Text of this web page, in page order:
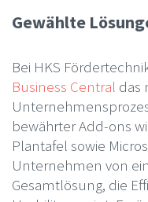
Gewählte
Bei HKS
Business Central das
bewährter Add-ons
Plantafel sowie
Unternehmen von
Gesamtlösung, die